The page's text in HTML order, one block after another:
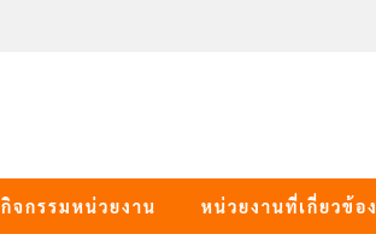
กิจกรรมหน่วยงาน หน่วยงานที่เกี่ยวข้อง